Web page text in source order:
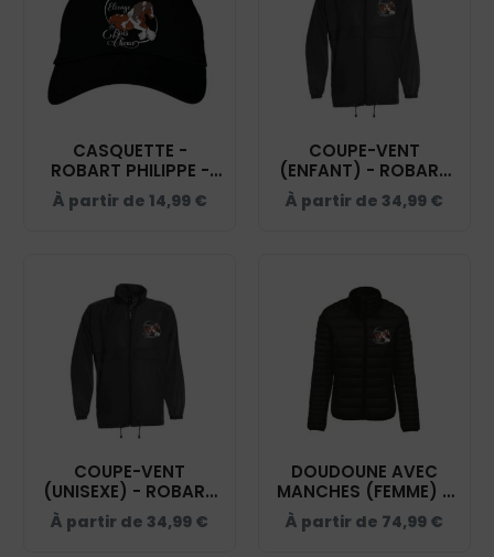
CASQUETTE -
ROBART PHILIPPE -
NOIR - BF015
À partir de 14,99 €
COUPE-VENT
(ENFANT) - ROBART
PHILIPPE - NOIR -
BC631
À partir de 34,99 €
COUPE-VENT
(UNISEXE) - ROBART
PHILIPPE - NOIR -
BC630
À partir de 34,99 €
DOUDOUNE AVEC
MANCHES (FEMME) -
ROBART PHILIPPE -
NOIR - K6121
À partir de 74,99 €